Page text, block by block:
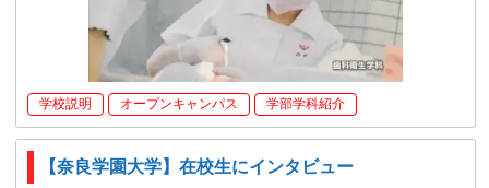
学校説明 オープンキャンパス 学部学科紹介
【奈良学園大学】在校生にインタビュー